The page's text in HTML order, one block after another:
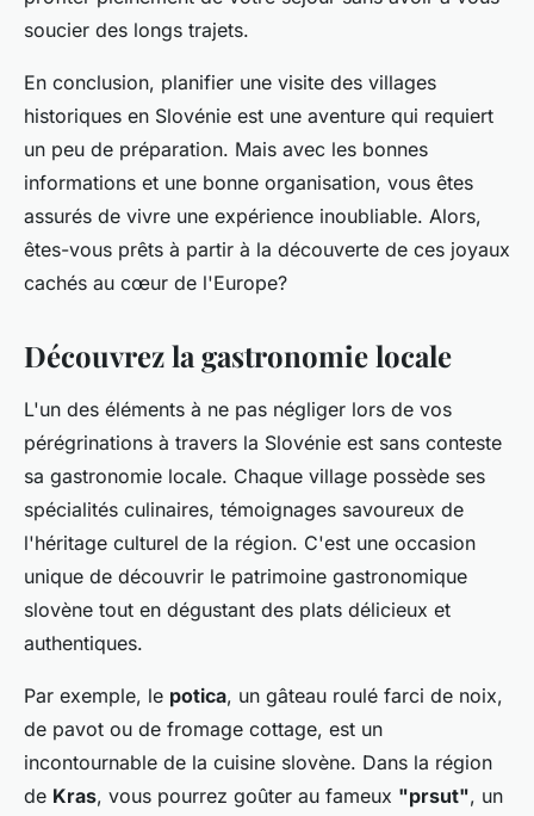
soucier des longs trajets.
En conclusion, planifier une visite des villages
historiques en Slovénie est une aventure qui requiert
un peu de préparation. Mais avec les bonnes
informations et une bonne organisation, vous êtes
assurés de vivre une expérience inoubliable. Alors,
êtes-vous prêts à partir à la découverte de ces joyaux
cachés au cœur de l'Europe?
Découvrez la gastronomie locale
L'un des éléments à ne pas négliger lors de vos
pérégrinations à travers la Slovénie est sans conteste
sa gastronomie locale. Chaque village possède ses
spécialités culinaires, témoignages savoureux de
l'héritage culturel de la région. C'est une occasion
unique de découvrir le patrimoine gastronomique
slovène tout en dégustant des plats délicieux et
authentiques.
Par exemple, le potica, un gâteau roulé farci de noix,
de pavot ou de fromage cottage, est un
incontournable de la cuisine slovène. Dans la région
de Kras, vous pourrez goûter au fameux "prsut", un